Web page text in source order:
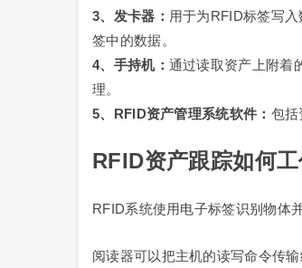
3、发卡器： 用于为RFID标签写
签中的数据。
4、手持机： 通过读取资产上附着
理。
5、RFID资产管理系统软件： 包括
RFID资产跟踪如何工
RFID系统使用电子标签识别物体
阅读器可以把主机的读写命令传